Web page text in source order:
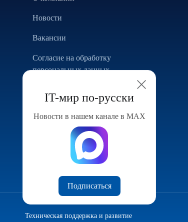
IT-мир по-русски
Новости в нашем канале в МАХ
Подписаться
Новости
Вакансии
Согласие на обработку
персональных данных
Конфигуратор компьютера
Техническая поддержка и развитие